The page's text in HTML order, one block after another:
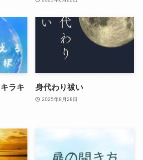
ラキ
身代わり祓い
2025年8月28日